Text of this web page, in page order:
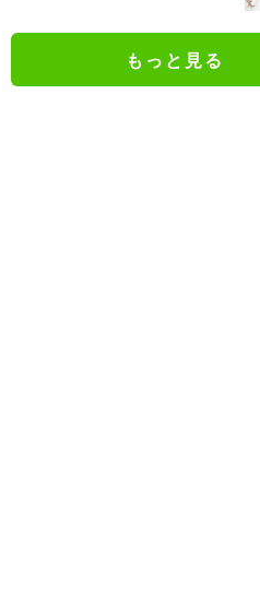
もっと見る